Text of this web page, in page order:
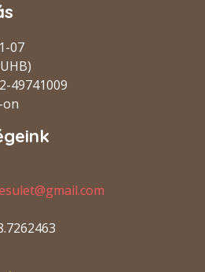
07
49741009
-on